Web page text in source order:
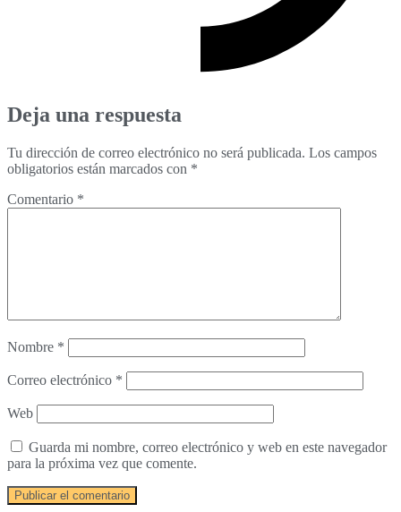
Deja una respuesta
Tu dirección de correo electrónico no será publicada. Los campos
obligatorios están marcados con *
Comentario *
Nombre *
Correo electrónico *
Web
Guarda mi nombre, correo electrónico y web en este navegador
para la próxima vez que comente.